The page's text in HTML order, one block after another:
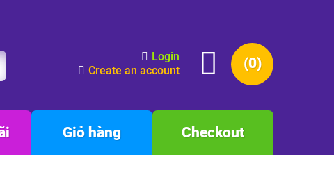
(0)
Login
Create an account
Giỏ hàng Checkout